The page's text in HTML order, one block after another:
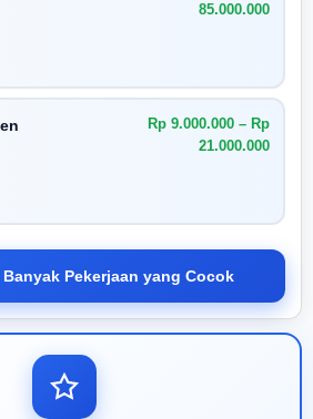
85.000.000
Rp 9.000.000 – Rp
21.000.000
Pekerjaan yang Cocok